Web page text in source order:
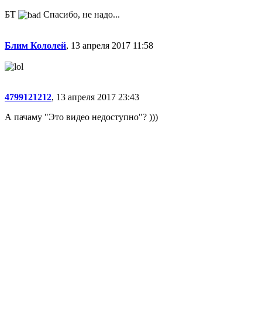
БТ
Спасибо, не надо...
Блим Кололей, 13 апреля 2017 11:58
4799121212, 13 апреля 2017 23:43
А пачаму "Это видео недоступно"? )))